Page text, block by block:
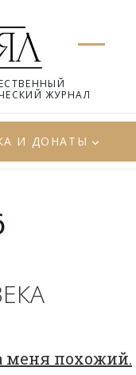
ЖУРНАЛ
И ДОНАТЫ
меня похожий.